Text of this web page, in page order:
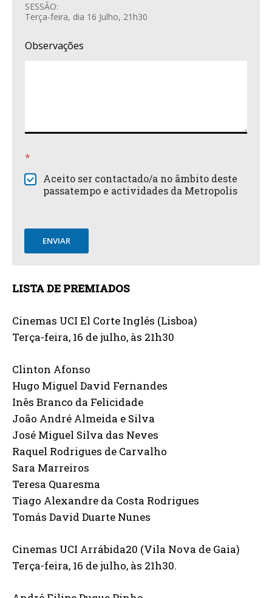
SESSÃO:
Terça-feira, dia 16 Julho, 21h30
Observações
*
Aceito ser contactado/a no âmbito deste
passatempo e actividades da Metropolis
ENVIAR
LISTA DE PREMIADOS
Cinemas UCI El Corte Inglés (Lisboa)
Terça-feira, 16 de julho, às 21h30
Clinton Afonso
Hugo Miguel David Fernandes
Inês Branco da Felicidade
João André Almeida e Silva
José Miguel Silva das Neves
Raquel Rodrigues de Carvalho
Sara Marreiros
Teresa Quaresma
Tiago Alexandre da Costa Rodrigues
Tomás David Duarte Nunes
Cinemas UCI Arrábida20 (Vila Nova de Gaia)
Terça-feira, 16 de julho, às 21h30.